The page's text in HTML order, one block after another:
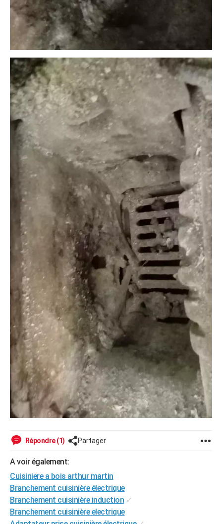
Répondre (1) Partager
A voir également:
Cuisiniere a bois arthur martin
Branchement cuisinière électrique
Branchement cuisinière induction ✓
Branchement cuisinière electrique